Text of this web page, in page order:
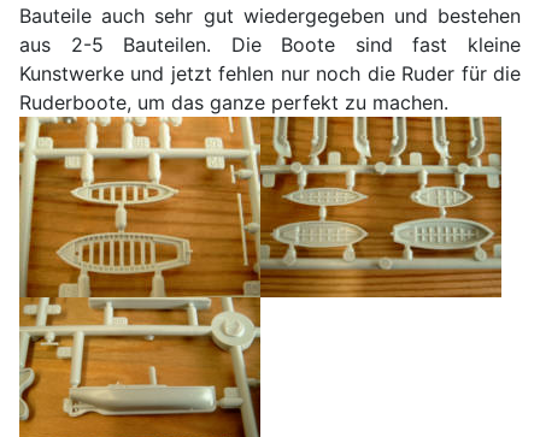
Bauteile auch sehr gut wiedergegeben und bestehen
aus 2-5 Bauteilen. Die Boote sind fast kleine
Kunstwerke und jetzt fehlen nur noch die Ruder für die
Ruderboote, um das ganze perfekt zu machen.